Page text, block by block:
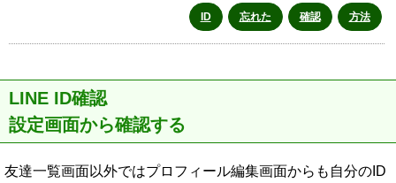
ID
忘れた 確認 方法
LINE ID確認
設定画面から確認する
友達一覧画面以外ではプロフィール編集画面からも自分のID